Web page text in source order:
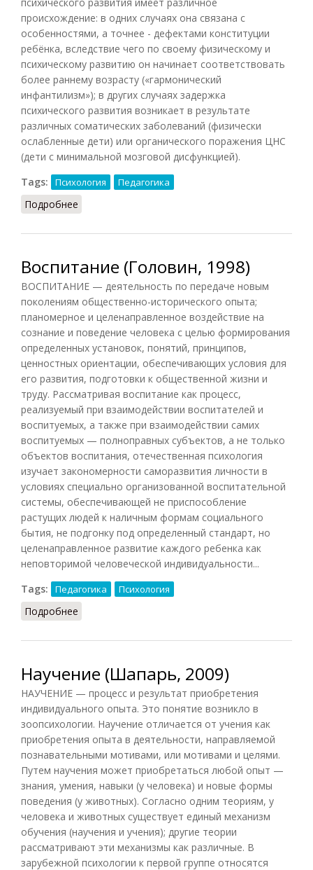
происхождение: в одних случаях она связана с
особенностями, а точнее - дефектами конституции
ребёнка, вследствие чего по своему физическому и
психическому развитию он начинает соответствовать
более раннему возрасту («гармонический
инфантилизм»); в других случаях задержка
психического развития возникает в результате
различных соматических заболеваний (физически
ослабленные дети) или органического поражения ЦНС
(дети с минимальной мозговой дисфункцией).
Tags:
Психология Педагогика
Подробнее
Воспитание (Головин, 1998)
ВОСПИТАНИЕ — деятельность по передаче новым
поколениям общественно-исторического опыта;
планомерное и целенаправленное воздействие на
сознание и поведение человека с целью формирования
определенных установок, понятий, принципов,
ценностных ориентации, обеспечивающих условия для
его развития, подготовки к общественной жизни и
труду. Рассматривая воспитание как процесс,
реализуемый при взаимодействии воспитателей и
воспитуемых, а также при взаимодействии самих
воспитуемых — полноправных субъектов, а не только
объектов воспитания, отечественная психология
изучает закономерности саморазвития личности в
условиях специально организованной воспитательной
системы, обеспечивающей не приспособление
растущих людей к наличным формам социального
бытия, не подгонку под определенный стандарт, но
целенаправленное развитие каждого ребенка как
неповторимой человеческой индивидуальности...
Tags:
Педагогика Психология
Подробнее
Научение (Шапарь, 2009)
НАУЧЕНИЕ — процесс и результат приобретения
индивидуального опыта. Это понятие возникло в
зоопсихологии. Научение отличается от учения как
приобретения опыта в деятельности, направляемой
познавательными мотивами, или мотивами и целями.
Путем научения может приобретаться любой опыт —
знания, умения, навыки (у человека) и новые формы
поведения (у животных). Согласно одним теориям, у
человека и животных существует единый механизм
обучения (научения и учения); другие теории
рассматривают эти механизмы как различные. В
зарубежной психологии к первой группе относятся